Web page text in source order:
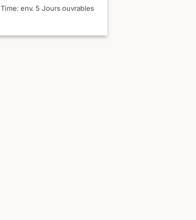
env. 5 Jours ouvrables